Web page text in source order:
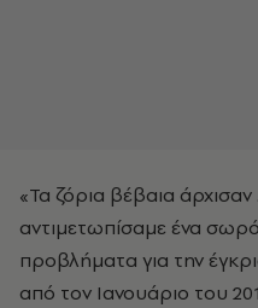
«Τα ζόρια βέβαια
αντιμετωπίσαμε ένα
προβλήματα για την
από τον Ιανουάριο του